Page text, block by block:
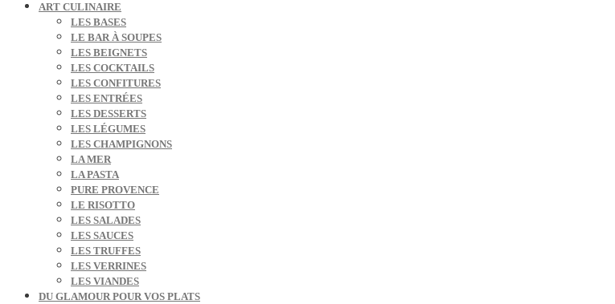
ART CULINAIRE
LES BASES
LE BAR À SOUPES
LES BEIGNETS
LES COCKTAILS
LES CONFITURES
LES ENTRÉES
LES DESSERTS
LES LÉGUMES
LES CHAMPIGNONS
LA MER
LA PASTA
PURE PROVENCE
LE RISOTTO
LES SALADES
LES SAUCES
LES TRUFFES
LES VERRINES
LES VIANDES
DU GLAMOUR POUR VOS PLATS